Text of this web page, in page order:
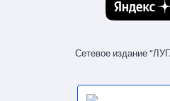
Сетевое издание